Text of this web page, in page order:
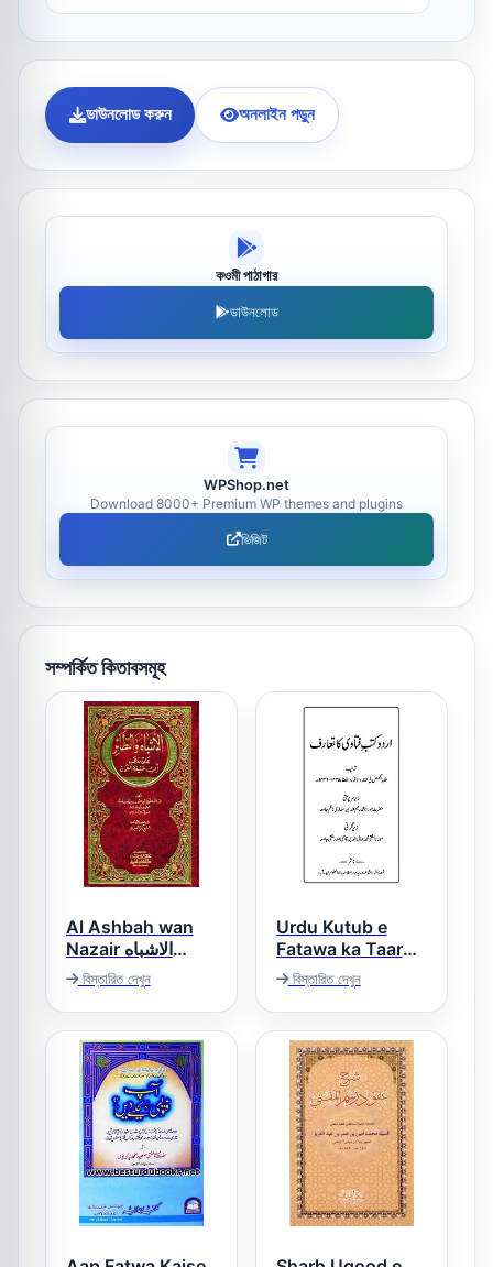
ডাউনলোড করুন অনলাইন পড়ুন
কওমী পাঠাগার
ডাউনলোড
WPShop.net
Download 8000+ Premium WP themes and plugins
ভিজিট
সম্পর্কিত কিতাবসমূহ
Al Ashbah wan
Nazair الاشباه
والنظائر
বিস্তারিত দেখুন
Urdu Kutub e
Fatawa ka Taaruf
اردو کتب فتاوی کا
تعارف
বিস্তারিত দেখুন